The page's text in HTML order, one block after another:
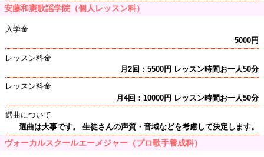
安藤和憲歌謡学院（個人レッスン科）
入学金
5000円
レッスン料金
月2回：5500円 レッスン時間お一人50分
レッスン料金
月4回：10000円 レッスン時間お一人50分
選曲について
選曲は大事です。 生徒さんの声質・音域などを考慮して決定します。
ヴォーカルスクールエーメジャー（プロ歌手養成科）